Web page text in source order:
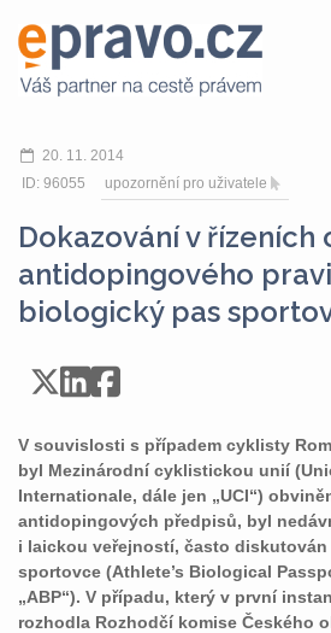
20. 11. 2014
ID: 96055
upozornění pro uživatele
Dokazování v řízeních
antidopingového
biologický pas
V souvislosti s případem cyklisty
byl Mezinárodní cyklistickou unií
Internationale, dále jen „UCI“)
antidopingových předpisů, byl
i laickou veřejností, často
sportovce (Athlete’s Biological
„ABP“). V případu, který v první
rozhodla Rozhodčí komise Českého